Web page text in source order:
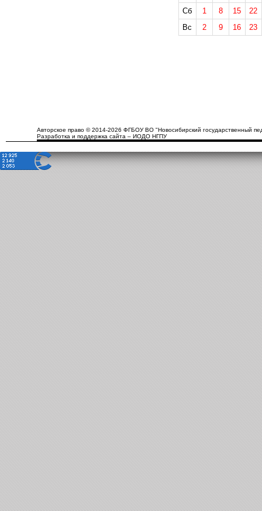
Сб
1 8 15
22
Вс
2 9 16 23
Авторское право © 2014-2026 ФГБОУ ВО "Новосибирский государственный
Разработка и поддержка сайта – ИОДО НГПУ